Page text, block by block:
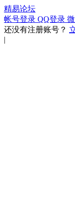
精易论坛
帐号登录 QQ登录
还没有注册账号？
|